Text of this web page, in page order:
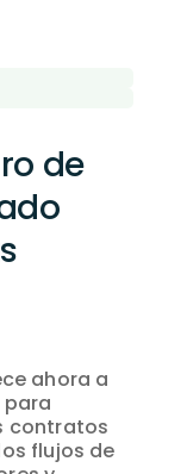
de
ahora a
para
contratos
flujos de